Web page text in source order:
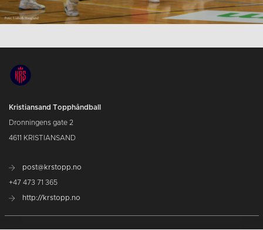
Kristiansand Topphåndball
Dronningens gate 2
4611 KRISTIANSAND
post@krstopp.no
+47 473 71 365
http://krstopp.no